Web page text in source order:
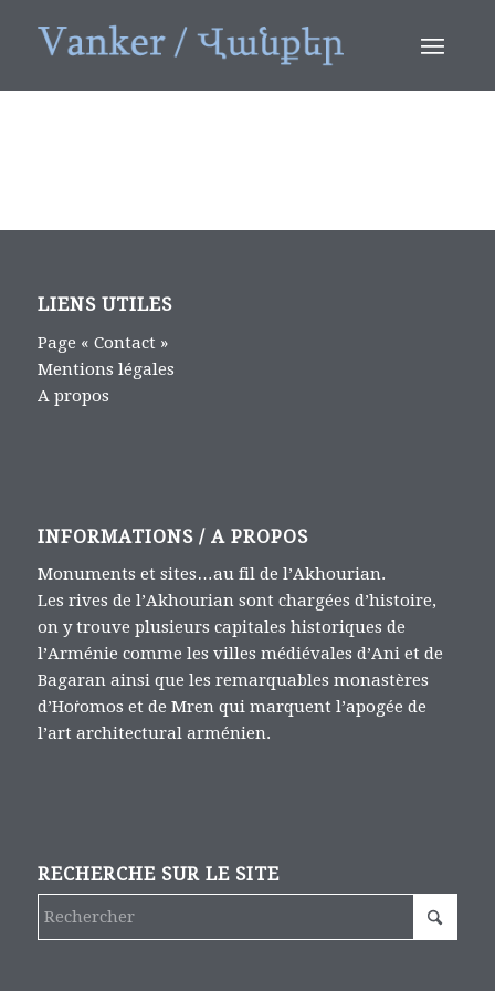
LIENS UTILES
Page « Contact »
Mentions légales
A propos
INFORMATIONS / A PROPOS
Monuments et sites…au fil de l’Akhourian.
Les rives de l’Akhourian sont chargées d’histoire,
on y trouve plusieurs capitales historiques de
l’Arménie comme les villes médiévales d’Ani et de
Bagaran ainsi que les remarquables monastères
d’Hoṙomos et de Mren qui marquent l’apogée de
l’art architectural arménien.
RECHERCHE SUR LE SITE